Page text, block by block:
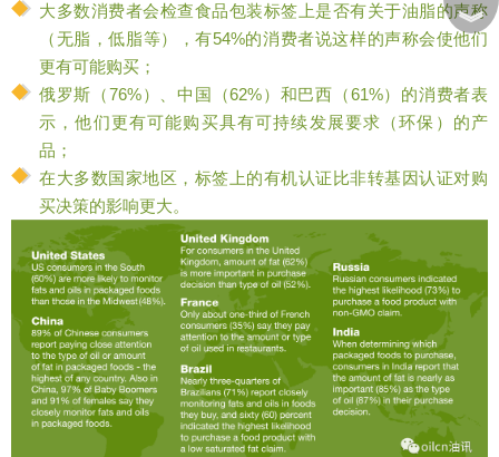
大多数消费者会检查食品包装标签上是否有关于油脂的声称
（无脂，低脂等），有54%的消费者说这样的声称会使他们
更有可能购买；
俄罗斯（76%）、中国（62%）和巴西（61%）的消费者表
示，他们更有可能购买具有可持续发展要求（环保）的产
品；
在大多数国家地区，标签上的有机认证比非转基因认证对购
买决策的影响更大。
︾